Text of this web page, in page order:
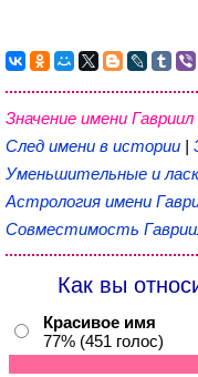
Значение имени Гавриил
След имени в истории |
Уменьшительные и
Астрология имени
Совместимость
Как вы
Красивое имя
77% (451 голос)